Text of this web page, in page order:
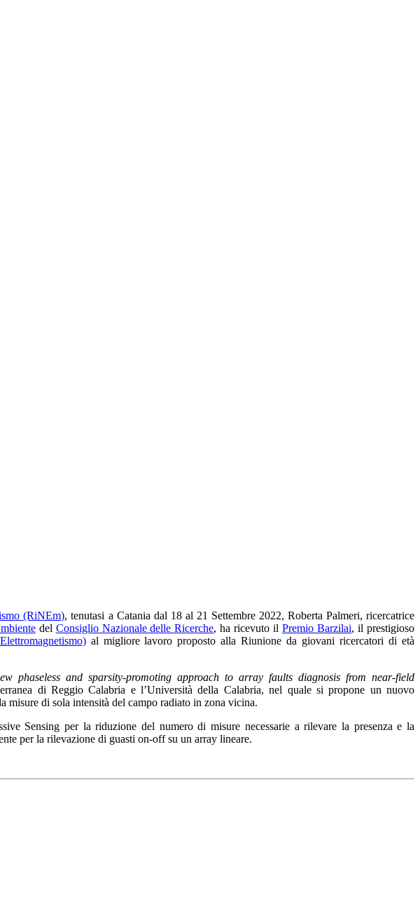
(RiNEm), tenutasi a Catania dal 18 al 21 Settembre 2022, Roberta Palmeri, ricercatrice
del Consiglio Nazionale delle Ricerche, ha ricevuto ilPremio Barzilai, il prestigioso
al migliore lavoro proposto alla Riunione da giovani ricercatori di età
phaseless and sparsity-promoting approach to array faults diagnosis from near-field
di Reggio Calabria e l’Università della Calabria, nel quale si propone un nuovo
misure di sola intensità del campo radiato in zona vicina.
Sensing per la riduzione del numero di misure necessarie a rilevare la presenza e la
per la rilevazione di guasti on-off su un array lineare.